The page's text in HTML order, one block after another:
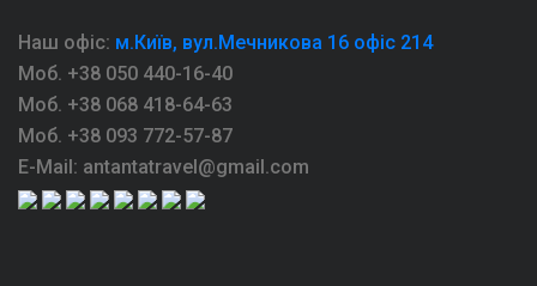
Наш офіс: м.Київ, вул.Мечникова 16 офіс 214
Моб. +38 050 440-16-40
Моб. +38 068 418-64-63
Моб. +38 093 772-57-87
E-Mail: antantatravel@gmail.com